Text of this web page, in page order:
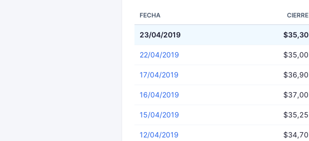
FECHA CIERRE
23/04/2019 $35,30
22/04/2019 $35,00
17/04/2019 $36,90
16/04/2019 $37,00
15/04/2019 $35,25
12/04/2019 $34,70